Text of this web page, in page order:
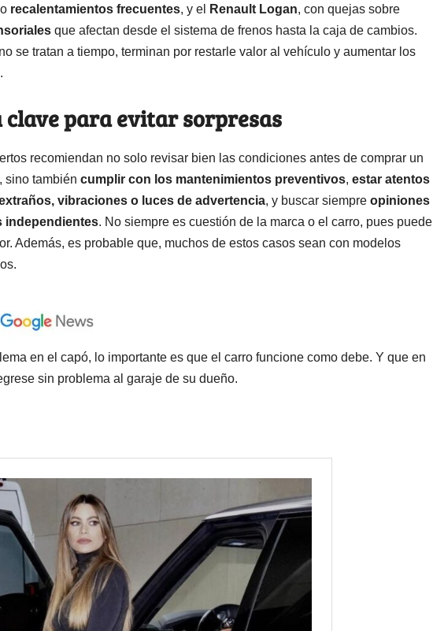
recalentamientos frecuentes, y el Renault Logan, con quejas sobre
que afectan desde el sistema de frenos hasta la caja de cambios.
se tratan a tiempo, terminan por restarle valor al vehículo y aumentar los
clave para evitar sorpresas
recomiendan no solo revisar bien las condiciones antes de comprar un
también cumplir con los mantenimientos preventivos, estar atentos
vibraciones o luces de advertencia, y buscar siempre opiniones
independientes. No siempre es cuestión de la marca o el carro, pues puede
Además, es probable que, muchos de estos casos sean con modelos
en el capó, lo importante es que el carro funcione como debe. Y que en
sin problema al garaje de su dueño.